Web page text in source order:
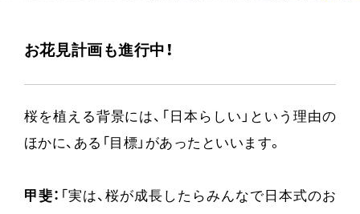
お花見計画も進行中！
桜を植える背景には、「日本らしい」という理由の
ほかに、ある「目標」があったといいます。
甲斐： 「実は、桜が成長したらみんなで日本式のお